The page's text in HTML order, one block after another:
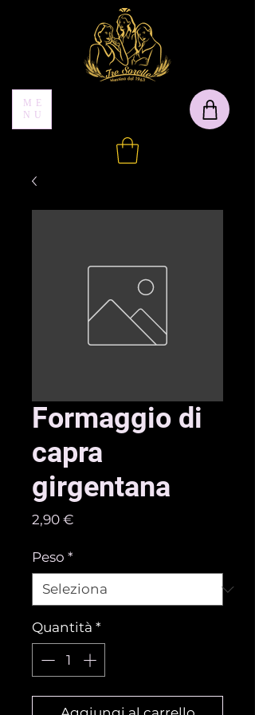
ME
NU
Formaggio di
capra
girgentana
2,90 €
Peso *
Quantità *